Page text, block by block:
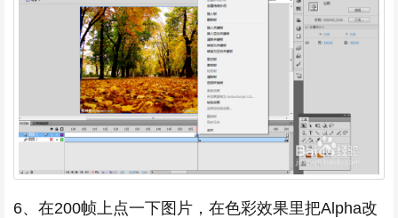
6、在200帧上点一下图片，在色彩效果里把Alpha改